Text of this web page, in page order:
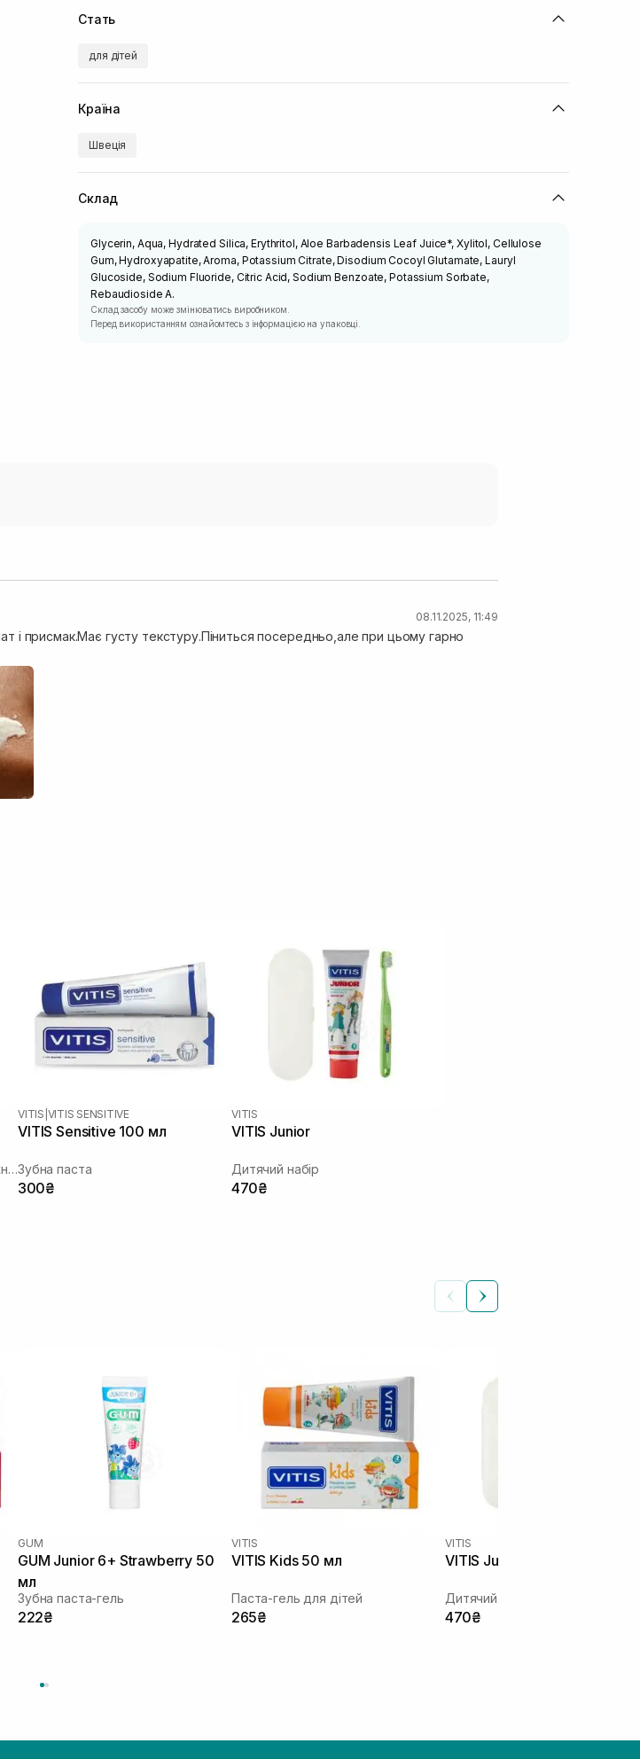
Стать
для дітей
Країна
Швеція
Склад
Glycerin, Aqua, Hydrated Silica, Erythritol, Aloe Barbadensis Leaf Juice*, Xylitol, Cellulose
Gum, Hydroxyapatite, Aroma, Potassium Citrate, Disodium Cocoyl Glutamate, Lauryl
Glucoside, Sodium Fluoride, Citric Acid, Sodium Benzoate, Potassium Sorbate,
Rebaudioside A.
Склад засобу може змінюватись виробником.
Перед використанням ознайомтесь з інформацією на упаковці.
08.11.2025, 11:49
і присмак.Має густу текстуру.Піниться посередньо,але при цьому гарно
Ополіскувач для ротової порожнини
VITIS VITIS SENSITIVE
VITIS Sensitive 100 мл
Зубна паста
300₴
VITIS
VITIS Junior
Дитячий набір
470₴
GUM
GUM Junior 6+ Strawberry 50
мл
Зубна паста-гель
222₴
VITIS
VITIS Kids 50 мл
Паста-гель для дітей
265₴
VITIS
VITIS Junior
Дитячий набір
470₴